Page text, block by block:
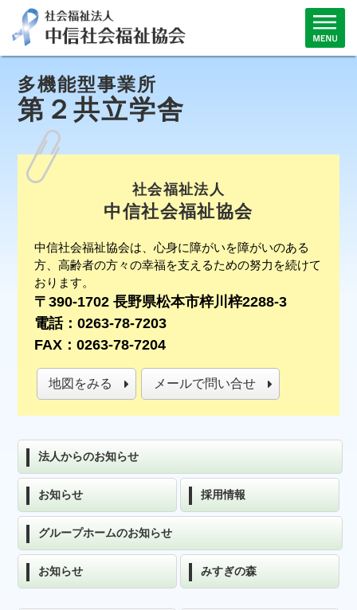
多機能型事業所
第２共立学舎
社会福祉法人
中信社会福祉協会
中信社会福祉協会は、心身に障がいを障がいのある
方、高齢者の方々の幸福を支えるための努力を続けて
おります。
〒390-1702 長野県松本市梓川梓2288-3
電話：0263-78-7203
FAX：0263-78-7204
地図をみる メールで問い合せ
法人からのお知らせ
お知らせ 採用情報
グループホームのお知らせ
お知らせ みすぎの森